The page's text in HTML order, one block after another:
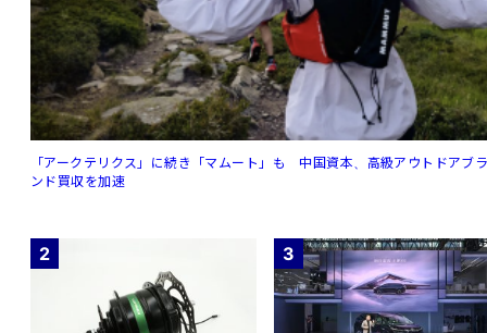
「アークテリクス」に続き「マムート」も 中国資本、高級アウトドアブ
ンド買収を加速
2 3